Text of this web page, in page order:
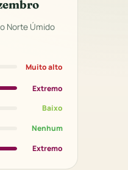
Norte Úmido
Muito alto
Extremo
Baixo
Nenhum
Extremo